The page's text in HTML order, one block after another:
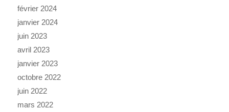
février 2024
janvier 2024
juin 2023
avril 2023
janvier 2023
octobre 2022
juin 2022
mars 2022